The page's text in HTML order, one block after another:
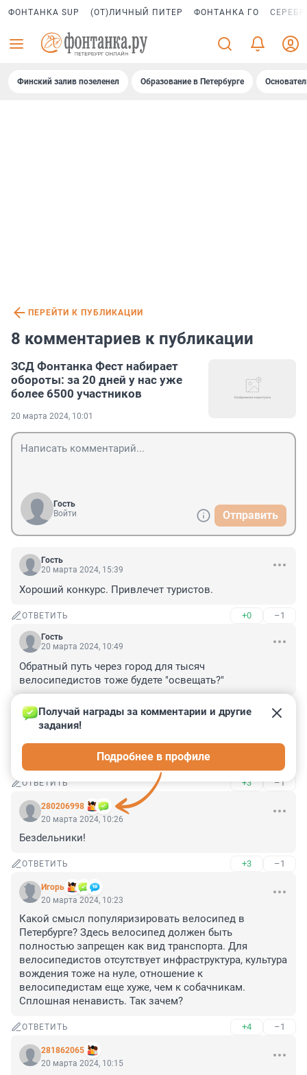
ФОНТАНКА SUP (ОТ)ЛИЧНЫЙ ПИТЕР ФОНТАНКА ГО
Финский залив позеленел Образование в Петербурге
ПЕРЕЙТИ К ПУБЛИКАЦИИ
8 комментариев к публикации
ЗСД Фонтанка Фест набирает
обороты: за 20 дней у нас уже
более 6500 участников
20 марта 2024, 10:01
Гость
Войти
Отправить
Гость
20 марта 2024, 15:39
Хороший конкурс. Привлечет туристов.
ОТВЕТИТЬ +0 –1
Гость
20 марта 2024, 10:49
Обратный путь через город для тысяч
велосипедистов тоже будете "освещать?"
ОТВЕТИТЬ –1
Гость
Для бездельников перекроете ЗСД. Вредители.
ОТВЕТИТЬ +3 –1
280206998
Получай награды за комментарии и другие
задания!
Подробнее в профиле
20 марта 2024, 10:26
Безdельники!
ОТВЕТИТЬ +3 –1
Игoрь
20 марта 2024, 10:23
Какой смысл популяризировать велосипед в
Петербурге? Здесь велосипед должен быть
полностью запрещен как вид транспорта. Для
велосипедистов отсутствует инфраструктура, культура
вождения тоже на нуле, отношение к
велосипедистам еще хуже, чем к собачникам.
Сплошная ненависть. Так зачем?
ОТВЕТИТЬ +4 –1
281862065
20 марта 2024, 10:15